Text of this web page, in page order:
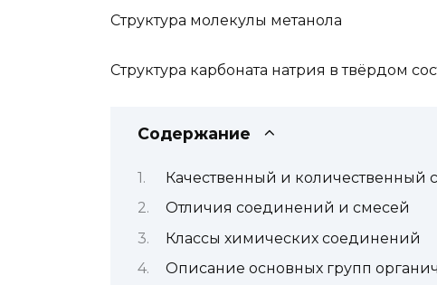
Структура молекулы метанола
Структура карбоната натрия в твёрдом
Содержание
Качественный и количественный
Отличия соединений и смесей
Классы химических соединений
Описание основных групп